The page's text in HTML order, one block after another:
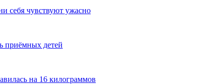
себя чувствуют ужасно
приёмных детей
на 16 килограммов